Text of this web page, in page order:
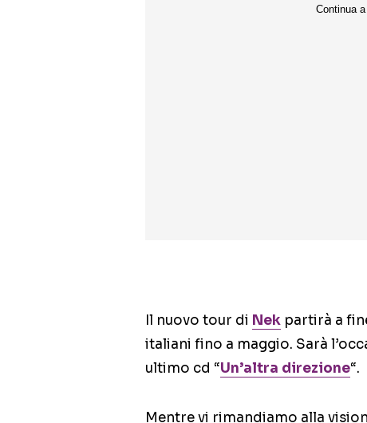
Il nuovo tour di Nek partirà a
italiani fino a maggio. Sarà
ultimo cd “Un’altra direzione“.
Mentre vi rimandiamo alla